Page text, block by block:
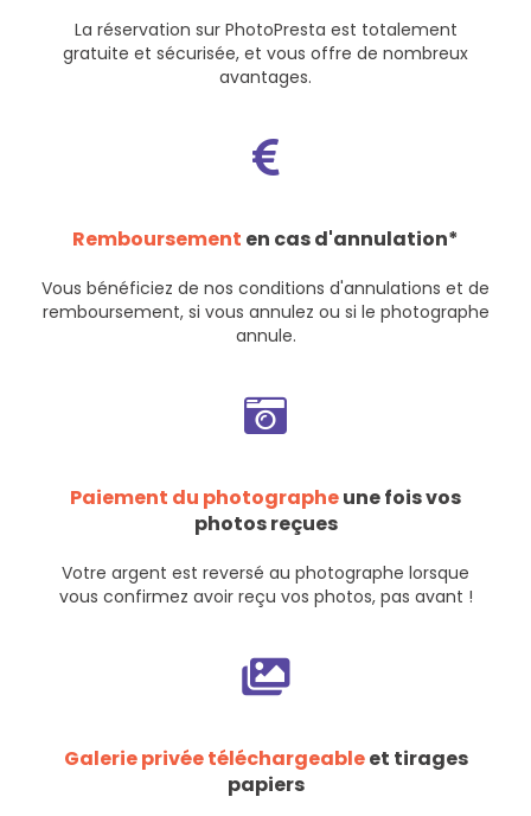
La réservation sur PhotoPresta est totalement
gratuite et sécurisée, et vous offre de nombreux
avantages.
Remboursement en cas d'annulation*
Vous bénéficiez de nos conditions d'annulations et de
remboursement, si vous annulez ou si le photographe
annule.
Paiement du photographeune fois vos
photos reçues
Votre argent est reversé au photographe lorsque
vous confirmez avoir reçu vos photos, pas avant !
Galerie privée téléchargeableet tirages
papiers